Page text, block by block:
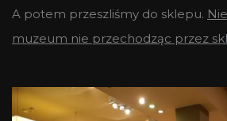
A potem przeszliśmy do sklepu.
muzeum nie przechodząc przez